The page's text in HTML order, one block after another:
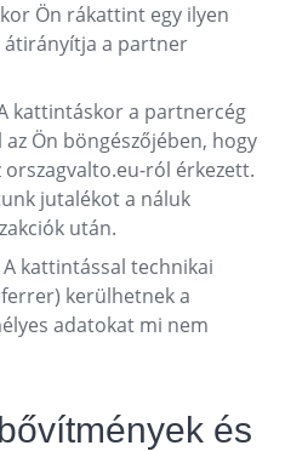
Ön rákattint egy ilyen
átirányítja a partner
kattintáskor a partnercég
Ön böngészőjében, hogy
orszagvalto.eu-ról érkezett.
jutalékot a náluk
után.
A kattintással technikai
kerülhetnek a
adatokat mi nem
és